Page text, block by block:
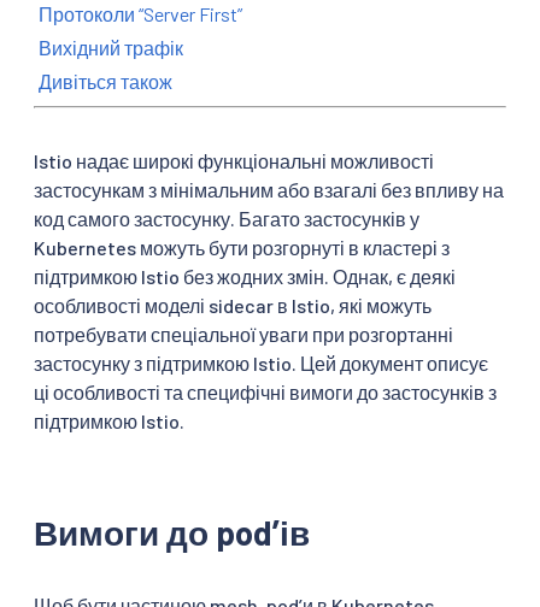
Протоколи “Server First”
Вихідний трафік
Дивіться також
Istio надає широкі функціональні можливості
застосункам з мінімальним або взагалі без впливу на
код самого застосунку. Багато застосунків у
Kubernetes можуть бути розгорнуті в кластері з
підтримкою Istio без жодних змін. Однак, є деякі
особливості моделі sidecar в Istio, які можуть
потребувати спеціальної уваги при розгортанні
застосунку з підтримкою Istio. Цей документ описує
ці особливості та специфічні вимоги до застосунків з
підтримкою Istio.
Вимоги до podʼів